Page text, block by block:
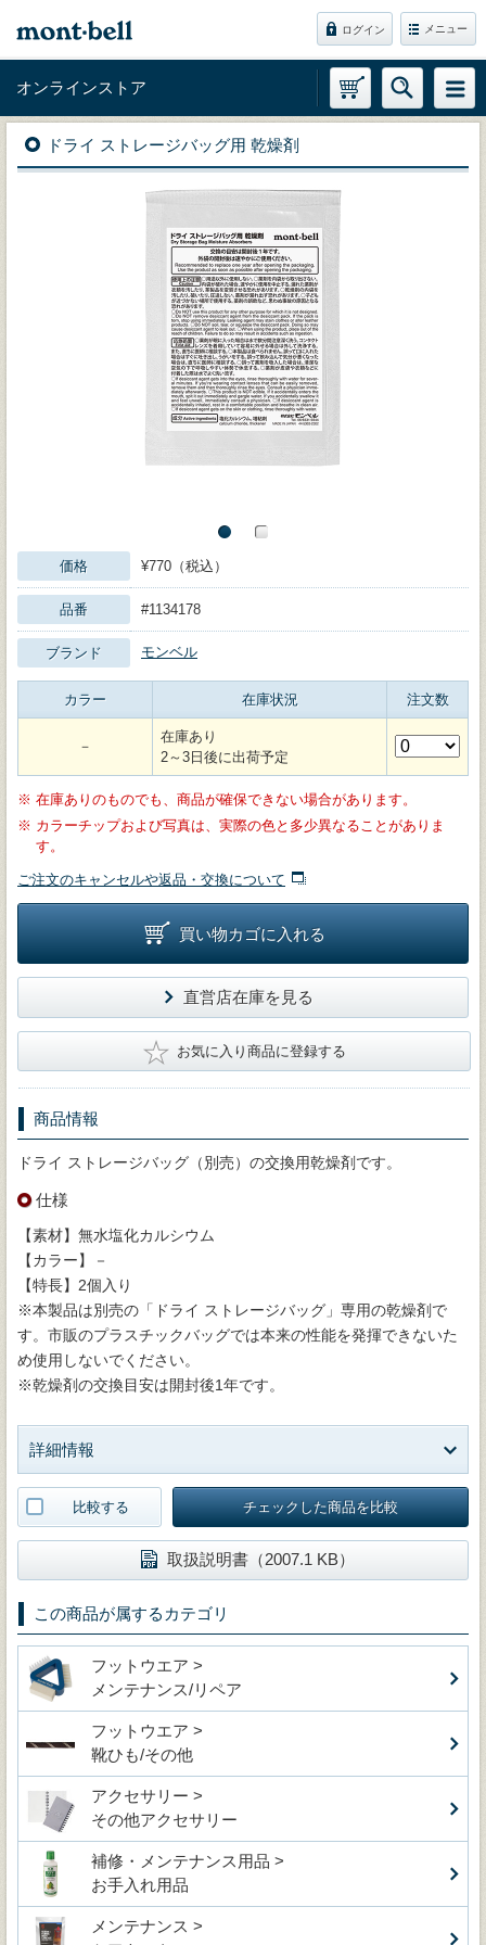
ログイン メニュー
オンラインストア
ドライ ストレージバッグ用 乾燥剤
価格 ¥770（税込）
品番 #1134178
ブランド モンベル
カラー 在庫状況 注文数
－
在庫あり
2～3日後に出荷予定
※ 在庫ありのものでも、商品が確保できない場合があります。
※ カラーチップおよび写真は、実際の色と多少異なることがありま
す。
ご注文のキャンセルや返品・交換について
買い物カゴに入れる
直営店在庫を見る
★ お気に入り商品に登録する
商品情報
ドライ ストレージバッグ（別売）の交換用乾燥剤です。
仕様
【素材】無水塩化カルシウム
【カラー】－
【特長】2個入り
※本製品は別売の「ドライ ストレージバッグ」専用の乾燥剤で
す。市販のプラスチックバッグでは本来の性能を発揮できないた
め使用しないでください。
※乾燥剤の交換目安は開封後1年です。
詳細情報
比較する チェックした商品を比較
取扱説明書（2007.1 KB）
この商品が属するカテゴリ
フットウエア >
メンテナンス/リペア
フットウエア >
靴ひも/その他
アクセサリー >
その他アクセサリー
補修・メンテナンス用品 >
お手入れ用品
メンテナンス >